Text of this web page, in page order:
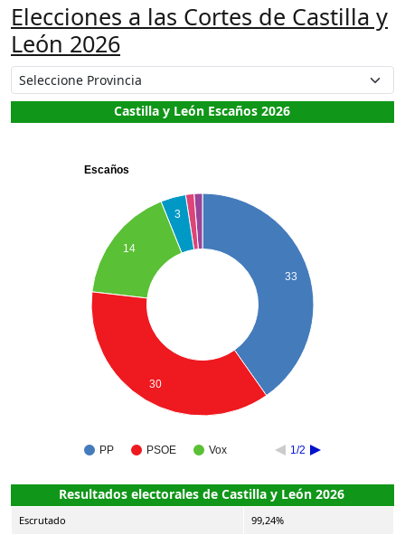
Elecciones a las Cortes de Castilla y
León 2026
Castilla y León Escaños 2026
Escaños
PP PSOE Vox 1/2
33
3
14
30
Resultados electorales de Castilla y León 2026
Escrutado 99,24%